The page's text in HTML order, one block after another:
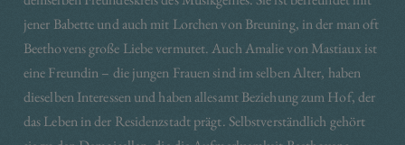
jener Babette und auch mit Lorchen von Breuning, in der man oft
Beethovens große Liebe vermutet. Auch Amalie von Mastiaux ist
eine Freundin – die jungen Frauen sind im selben Alter, haben
dieselben Interessen und haben allesamt Beziehung zum Hof, der
das Leben in der Residenzstadt prägt. Selbstverständlich gehört